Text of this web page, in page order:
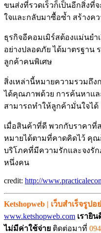
ขนส่งที่รวดเร็วก็เป็นอีกสิ่งที่
ใจและกลับมาซื้อซ้ำ สร้างค
ธุรกิจอีคอมเมิร์สต้องแม่นยำ
อย่างปลอดภัย ได้มาตรฐาน
ลูกค้าคนพิเศษ
สิ่งเหล่านี้หมายความรวมถึ
ได้คุณภาพด้วย การค้นหาแล
สามารถทำให้ลูกค้ามั่นใจได้
เมื่อสินค้าที่ดี พวกกับราคาที่
หมายได้ตามที่คาดคิดไว้ คุณ
บริโภคที่มีความรักและจงรั
หนึ่งคน
credit: http://
Ketshopweb | เว็บสำเร็จรูป
www.ketshopweb.com เรายิ
ไม่มีค่าใช้จ่าย ติดต่อมาที่